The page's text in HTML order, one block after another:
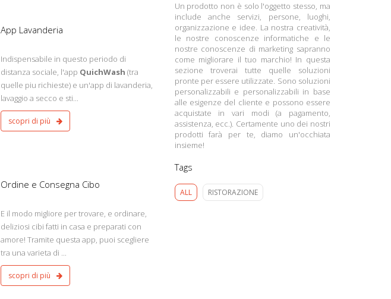
App Lavanderia
Indispensabile in questo periodo di
distanza sociale, l'app QuichWash (tra
quelle piu richieste) e un'app di lavanderia,
lavaggio a secco e sti...
scopri di più
Ordine e Consegna Cibo
E il modo migliore per trovare, e ordinare,
deliziosi cibi fatti in casa e preparati con
amore! Tramite questa app, puoi scegliere
tra una varieta di ...
scopri di più
Un prodotto non è solo l'oggetto stesso, ma
include anche servizi, persone, luoghi,
organizzazione e idee. La nostra creatività,
le nostre conoscenze informatiche e le
nostre conoscenze di marketing sapranno
come migliorare il tuo marchio! In questa
sezione troverai tutte quelle soluzioni
pronte per essere utilizzate. Sono soluzioni
personalizzabili e personalizzabili in base
alle esigenze del cliente e possono essere
acquistate in vari modi (a pagamento,
assistenza, ecc.). Certamente uno dei nostri
prodotti farà per te, diamo un'occhiata
insieme!
Tags
ALL RISTORAZIONE